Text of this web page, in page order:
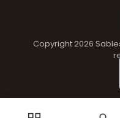
Copyright 2026